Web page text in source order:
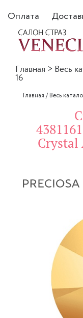
Оплата
Главная > Весь
16
Главная /Весь
Crystal